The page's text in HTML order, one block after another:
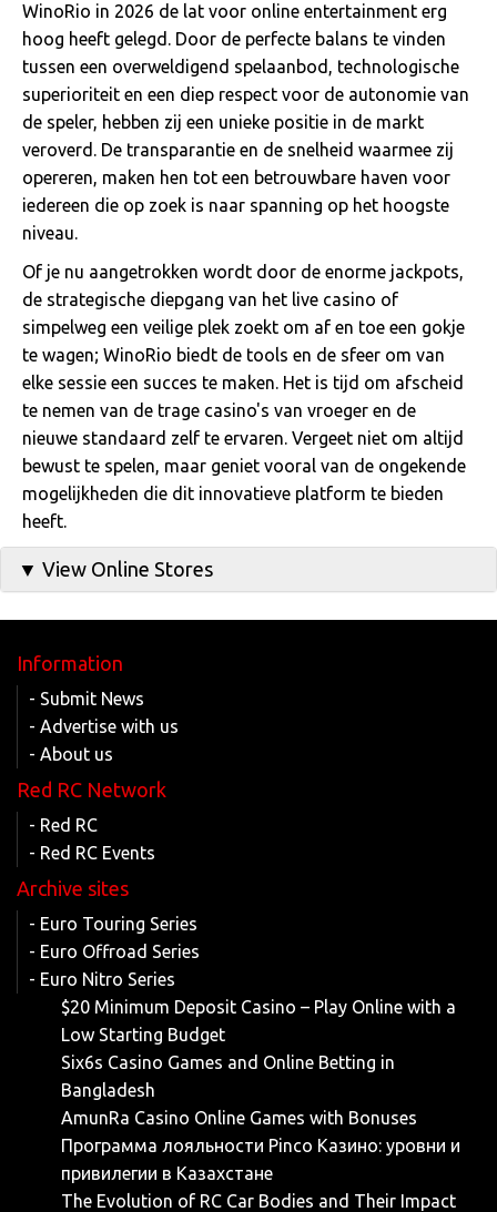
WinoRio in 2026 de lat voor online entertainment erg
hoog heeft gelegd. Door de perfecte balans te vinden
tussen een overweldigend spelaanbod, technologische
superioriteit en een diep respect voor de autonomie van
de speler, hebben zij een unieke positie in de markt
veroverd. De transparantie en de snelheid waarmee zij
opereren, maken hen tot een betrouwbare haven voor
iedereen die op zoek is naar spanning op het hoogste
niveau.
Of je nu aangetrokken wordt door de enorme jackpots,
de strategische diepgang van het live casino of
simpelweg een veilige plek zoekt om af en toe een gokje
te wagen; WinoRio biedt de tools en de sfeer om van
elke sessie een succes te maken. Het is tijd om afscheid
te nemen van de trage casino's van vroeger en de
nieuwe standaard zelf te ervaren. Vergeet niet om altijd
bewust te spelen, maar geniet vooral van de ongekende
mogelijkheden die dit innovatieve platform te bieden
heeft.
▼ View Online Stores
Information
- Submit News
- Advertise with us
- About us
Red RC Network
- Red RC
- Red RC Events
Archive sites
- Euro Touring Series
- Euro Offroad Series
- Euro Nitro Series
$20 Minimum Deposit Casino – Play Online with a
Low Starting Budget
Six6s Casino Games and Online Betting in
Bangladesh
AmunRa Casino Online Games with Bonuses
Программа лояльности Pinco Казино: уровни и
привилегии в Казахстане
The Evolution of RC Car Bodies and Their Impact